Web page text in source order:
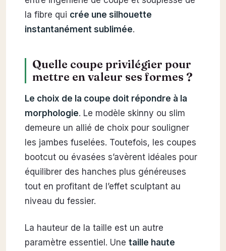
la fibre qui crée une silhouette
instantanément sublimée.
Quelle coupe privilégier pour
mettre en valeur ses formes ?
Le choix de la coupe doit répondre à la
morphologie. Le modèle skinny ou slim
demeure un allié de choix pour souligner
les jambes fuselées. Toutefois, les coupes
bootcut ou évasées s’avèrent idéales pour
équilibrer des hanches plus généreuses
tout en profitant de l’effet sculptant au
niveau du fessier.
La hauteur de la taille est un autre
paramètre essentiel. Une taille haute